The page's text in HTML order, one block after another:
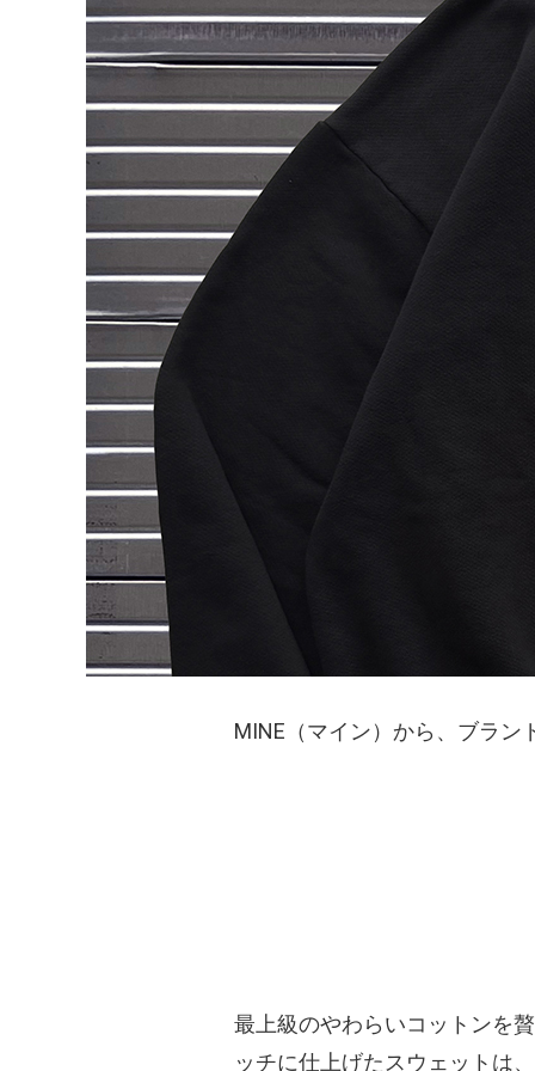
MINE（マイン）から、ブラ
最上級のやわらいコットンを
ッチに仕上げたスウェットは